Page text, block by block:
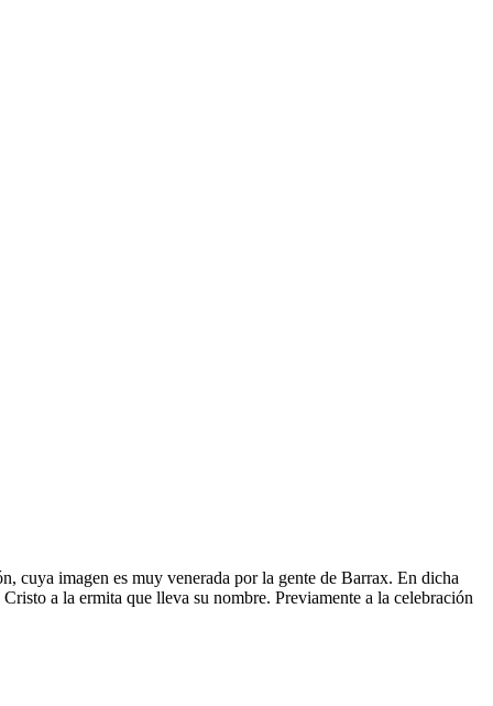
cuya imagen es muy venerada por la gente de Barrax. En dicha
a la ermita que lleva su nombre. Previamente a la celebración